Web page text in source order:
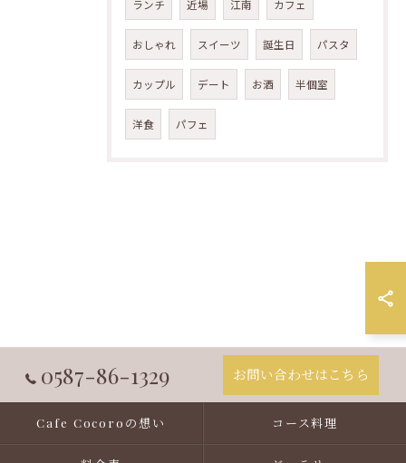
ランチ 近場 江南 カフェ
おしゃれ スイーツ 誕生日 パスタ
カップル デート お酒 半個室
洋食 パフェ
0587-86-1329 お問い合わせはこちら
Cafe Cocoroの想い コース料理